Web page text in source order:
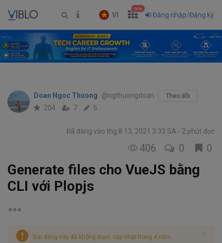
VI
new
Đăng nhập/Đăng ký
Doan Ngoc Thuong @ngthuongdoan Theo dõi
204 7 5
Đã đăng vào thg 8 13, 2021 3:33 SA 2 phút đọc
406 0 0
Generate files cho VueJS bằng
CLI với Plopjs
Bài đăng này đã không được cập nhật trong 4 năm